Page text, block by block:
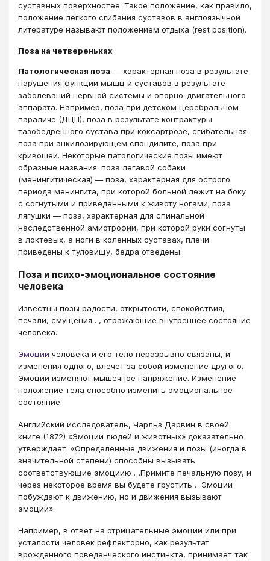
суставных поверхностее. Такое положение, как правило,
положение легкого сгибания суставов в англоязычной
литературе называют положением отдыха (rest position).
Поза на четвереньках
Патологическая поза — характерная поза в результате
нарушения функции мышц и суставов в результате
заболеваний нервной системы и опорно-двигательного
аппарата. Например, поза при детском церебральном
параличе (ДЦП), поза в результате контрактуры
тазобедренного сустава при коксартрозе, сгибательная
поза при анкилозирующем спондилите, поза при
кривошеи. Некоторые патологические позы имеют
образные названия: поза легавой собаки
(менингитическая) — поза, характерная для острого
периода менингита, при которой больной лежит на боку
с согнутыми и приведенными к животу ногами; поза
лягушки — поза, характерная для спинальной
наследственной амиотрофии, при которой руки согнуты
в локтевых, а ноги в коленных суставах, плечи
приведены к туловищу, бедра отведены.
Поза и психо-эмоциональное состояние
человека
Известны позы радости, открытости, спокойствия,
печали, смущения…, отражающие внутреннее состояние
человека.
Эмоции человека и его тело неразрывно связаны, и
изменения одного, влечёт за собой изменение другого.
Эмоции изменяют мышечное напряжение. Изменение
положение тела способно изменить эмоциональное
состояние.
Английский исследователь, Чарльз Дарвин в своей
книге (1872) «Эмоции людей и животных» доказательно
утверждает: «Определенные движения и позы (иногда в
значительной степени) способны вызывать
соответствующие эмоциию …Примите печальную позу, и
через некоторое время вы будете грустить… Эмоции
побуждают к движению, но и движения вызывают
эмоции».
Например, в ответ на отрицательные эмоции или при
усталости человек рефлекторно, как результат
врожденного поведенческого инстинкта, принимает так